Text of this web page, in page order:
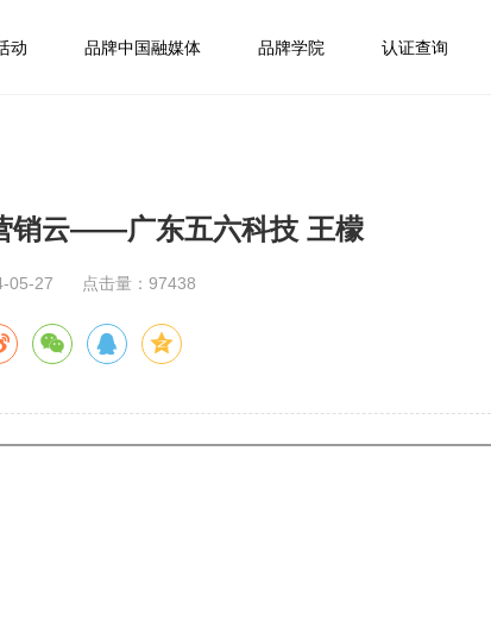
动 品牌中国融媒体 品牌学院 认证查询
销云——广东五六科技 王檬
05-27 点击量：97438